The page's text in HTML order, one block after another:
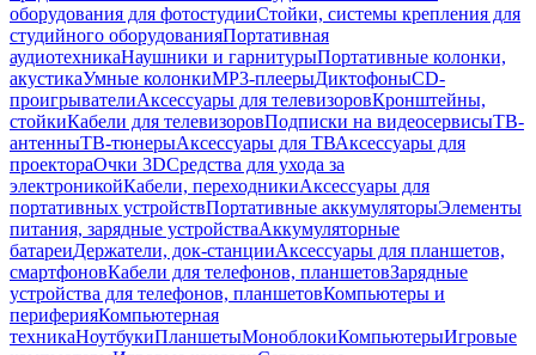
оборудования для фотостудииСтойки, системы крепления для
студийного оборудованияПортативная
аудиотехникаНаушники и гарнитурыПортативные колонки,
акустикаУмные колонкиMP3-плеерыДиктофоныCD-
проигрывателиАксессуары для телевизоровКронштейны,
стойкиКабели для телевизоровПодписки на видеосервисыТВ-
антенныТВ-тюнерыАксессуары для ТВАксессуары для
проектораОчки 3DСредства для ухода за
электроникойКабели, переходникиАксессуары для
портативных устройствПортативные аккумуляторыЭлементы
питания, зарядные устройстваАккумуляторные
батареиДержатели, док-станцииАксессуары для планшетов,
смартфоновКабели для телефонов, планшетовЗарядные
устройства для телефонов, планшетовКомпьютеры и
периферияКомпьютерная
техникаНоутбукиПланшетыМоноблокиКомпьютерыИгровые